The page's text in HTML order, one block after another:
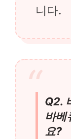
니다.
Q2.
바베
요?